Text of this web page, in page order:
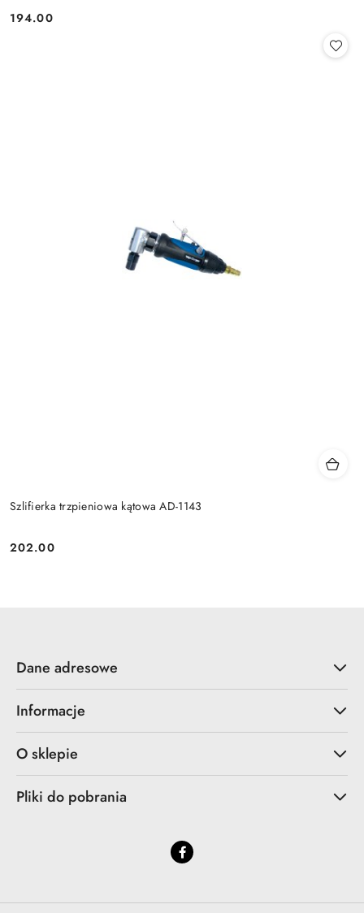
Cena:
194.00
Szlifierka trzpieniowa kątowa AD-1143
Cena:
202.00
Dane adresowe
Informacje
O sklepie
Pliki do pobrania